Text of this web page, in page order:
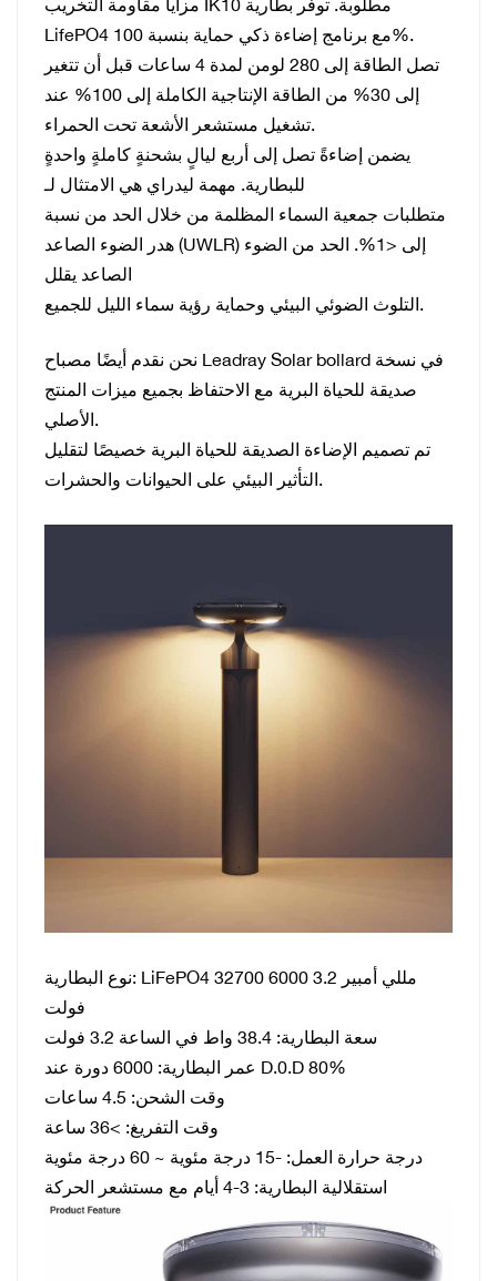
مزايا مقاومة التخريب IK10 مطلوبة. توفر بطارية
LifePO4 مع برنامج إضاءة ذكي حماية بنسبة 100%.
تصل الطاقة إلى 280 لومن لمدة 4 ساعات قبل أن تتغير
إلى 30% من الطاقة الإنتاجية الكاملة إلى 100% عند
تشغيل مستشعر الأشعة تحت الحمراء.
يضمن إضاءةً تصل إلى أربع ليالٍ بشحنةٍ كاملةٍ واحدةٍ
للبطارية. مهمة ليدراي هي الامتثال لـ
متطلبات جمعية السماء المظلمة من خلال الحد من نسبة
هدر الضوء الصاعد (UWLR) إلى <1%. الحد من الضوء
الصاعد يقلل
التلوث الضوئي البيئي وحماية رؤية سماء الليل للجميع.
نحن نقدم أيضًا مصباح Leadray Solar bollard في نسخة
صديقة للحياة البرية مع الاحتفاظ بجميع ميزات المنتج
الأصلي.
تم تصميم الإضاءة الصديقة للحياة البرية خصيصًا لتقليل
التأثير البيئي على الحيوانات والحشرات.
نوع البطارية: LiFePO4 32700 6000 مللي أمبير 3.2
فولت
سعة البطارية: 38.4 واط في الساعة 3.2 فولت
عمر البطارية: 6000 دورة عند D.0.D 80%
وقت الشحن: 4.5 ساعات
وقت التفريغ: >36 ساعة
درجة حرارة العمل: -15 درجة مئوية ~ 60 درجة مئوية
استقلالية البطارية: 3-4 أيام مع مستشعر الحركة